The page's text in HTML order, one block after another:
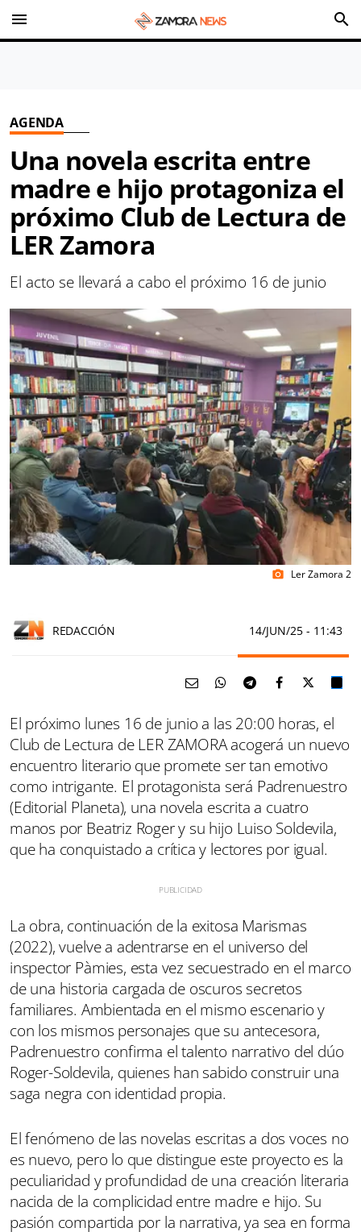
menu search
AGENDA
Una novela escrita entre
madre e hijo protagoniza el
próximo Club de Lectura de
LER Zamora
El acto se llevará a cabo el próximo 16 de junio
photo_camera Ler Zamora 2
REDACCIÓN 14/JUN/25 - 11:43
El próximo lunes 16 de junio a las 20:00 horas, el
Club de Lectura de LER ZAMORA acogerá un nuevo
encuentro literario que promete ser tan emotivo
como intrigante. El protagonista será Padrenuestro
(Editorial Planeta), una novela escrita a cuatro
manos por Beatriz Roger y su hijo Luiso Soldevila,
que ha conquistado a crítica y lectores por igual.
La obra, continuación de la exitosa Marismas
(2022), vuelve a adentrarse en el universo del
inspector Pàmies, esta vez secuestrado en el marco
de una historia cargada de oscuros secretos
familiares. Ambientada en el mismo escenario y
con los mismos personajes que su antecesora,
Padrenuestro confirma el talento narrativo del dúo
Roger-Soldevila, quienes han sabido construir una
saga negra con identidad propia.
El fenómeno de las novelas escritas a dos voces no
es nuevo, pero lo que distingue este proyecto es la
peculiaridad y profundidad de una creación literaria
nacida de la complicidad entre madre e hijo. Su
pasión compartida por la narrativa, ya sea en forma